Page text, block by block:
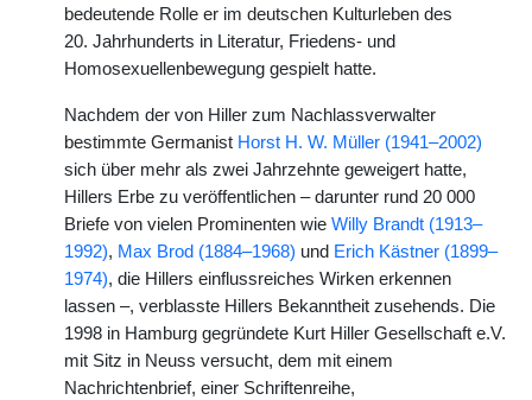
bedeutende Rolle er im deutschen Kulturleben des
20. Jahrhunderts in Literatur, Friedens- und
Homosexuellenbewegung gespielt hatte.
Nachdem der von Hiller zum Nachlassverwalter
bestimmte Germanist Horst H. W. Müller (1941–2002)
sich über mehr als zwei Jahrzehnte geweigert hatte,
Hillers Erbe zu veröffentlichen – darunter rund 20 000
Briefe von vielen Prominenten wie Willy Brandt (1913–
1992), Max Brod (1884–1968) und Erich Kästner (1899–
1974), die Hillers einflussreiches Wirken erkennen
lassen –, verblasste Hillers Bekanntheit zusehends. Die
1998 in Hamburg gegründete Kurt Hiller Gesellschaft e.V.
mit Sitz in Neuss versucht, dem mit einem
Nachrichtenbrief, einer Schriftenreihe,